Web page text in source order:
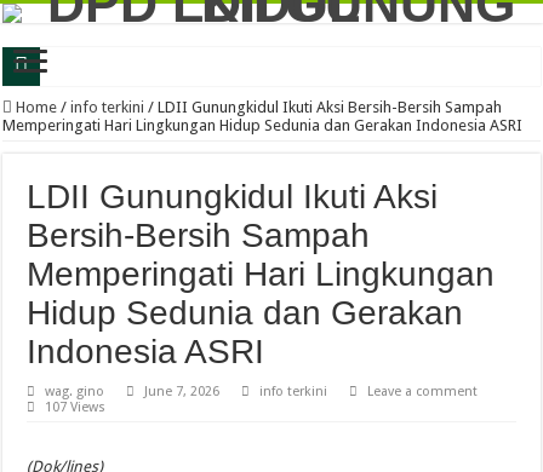
Latih Jiwa Kritis dan Problem Solving, Generus LDII Gunungkidul Gelar FGD
LDII Gunungkidul dan Kejari Perkuat Sinergi, Kesadaran Hukum Jadi Bekal
LDII Gunungkidul Gandeng DLH, Siapkan Gerakan Bakti untuk Negeri 2026
LDII Gunungkidul Ambil Bagian dalam Gerakan Jumat Bersih, Dorong
Festival Anak Sholeh 2026 LDII Gunungkidul Perkuat Keilmuan Agama
LDII Gunungkidul dan BSI Jalin Kerjasama, Perkuat Ekosistem Ekonomi
FGD LDII Gunungkidul Kupas Psikologi Anak dan Remaja, Perkuat Strategi
Home / info terkini / LDII Gunungkidul Ikuti Aksi Bersih-Bersih Sampah
Memperingati Hari Lingkungan Hidup Sedunia dan Gerakan Indonesia ASRI
LDII Gunungkidul Ikuti Aksi
Bersih-Bersih Sampah
Memperingati Hari Lingkungan
Hidup Sedunia dan Gerakan
Indonesia ASRI
wag. gino June 7, 2026 info terkini
Leave a comment
107 Views
(Dok/lines)